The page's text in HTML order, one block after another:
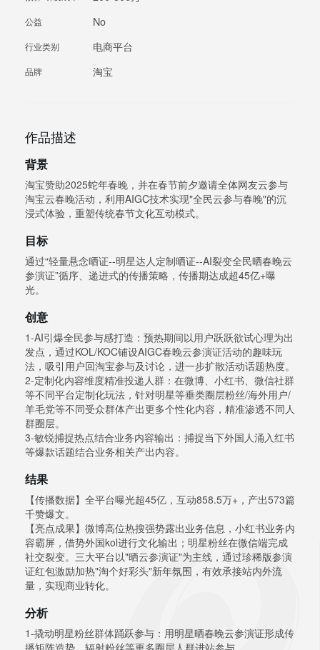
公益 No
行业类别 电商平台
品牌 淘宝
作品描述
背景
淘宝赞助2025蛇年春晚，并在春节前夕邀请全体网友云参与
淘宝云春晚活动，利用AIGC技术实现"全民云参与春晚"的沉
浸式体验，重塑传统春节文化互动模式。
目标
通过“轻量悬念晒证--明星达人定制晒证--AI裂变全民晒春晚云
参演证”循序、递进式的传播策略，传播期达成超45亿+曝
光。
创意
1-AI引爆全民参与感打造：预热期间以用户跃跃欲试心理为出
发点，通过KOL/KOC铺设AIGC春晚云参演证活动的趣味玩
法，吸引用户回淘宝参与及讨论，进一步扩散活动话题热度。
2-定制化内容维度精准投递人群：在微博、小红书、微信社群
等不同平台定制化玩法，针对明星等垂类圈层粉丝/海外用户/
羊毛党等不同受众群体产出更多个性化内容，精准渗透不同人
群圈层。
3-敏锐捕捉热点结合业务内容输出：捕捉当下外国人涌入红书
等爆款话题结合业务相关产出内容。
结果
【传播数据】全平台曝光超45亿，互动858.5万+，产出573篇
千赞爆文。
【亮点成果】微博高位热搜强势露出业务信息，小红书业务内
容霸屏，借势外国kol进行文化输出；明星粉丝在微信端完成
社交裂变。三大平台以"晒云参演证"为主线，通过珍稀版参演
证红包激励加热"淘个好彩头"新年氛围，有效承接站内外流
量，实现商业转化。
分析
1-撬动明星粉丝群体踊跃参与：用明星晒春晚云参演证形成传